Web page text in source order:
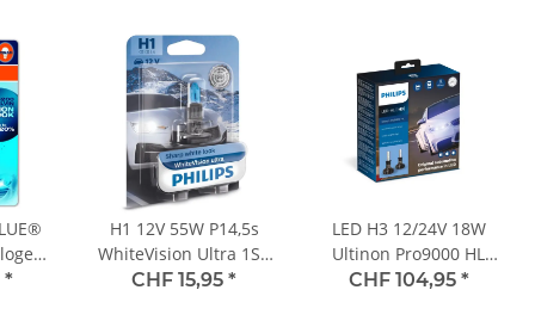
-
*
H1 12V 55W P14,5s
WhiteVision Ultra 1St.
Philips
CHF 15,95 *
LED H3 12/24V 18W
Ultinon Pro9000 HL
NOECE 2St. Philips
CHF 104,95 *